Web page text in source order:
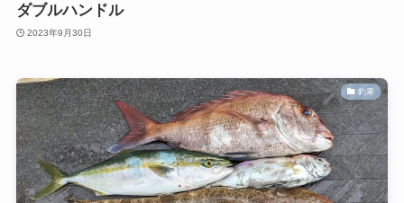
ダブルハンドル
2023年9月30日
釣果